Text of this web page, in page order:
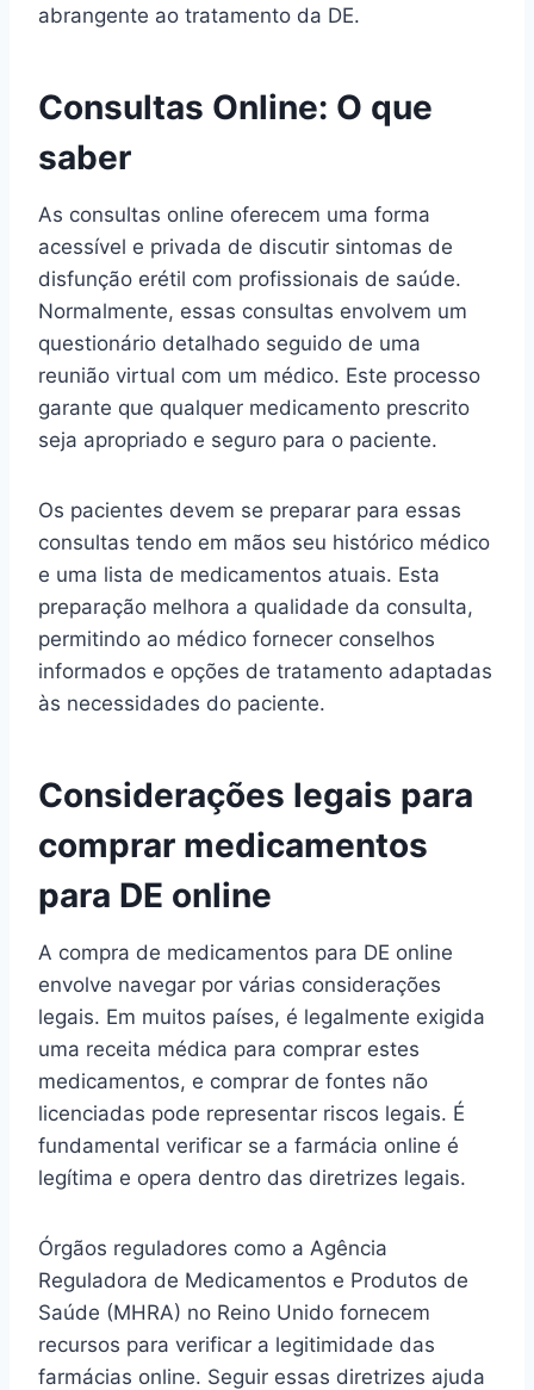
abrangente ao tratamento da DE.
Consultas Online: O que
saber
As consultas online oferecem uma forma
acessível e privada de discutir sintomas de
disfunção erétil com profissionais de saúde.
Normalmente, essas consultas envolvem um
questionário detalhado seguido de uma
reunião virtual com um médico. Este processo
garante que qualquer medicamento prescrito
seja apropriado e seguro para o paciente.
Os pacientes devem se preparar para essas
consultas tendo em mãos seu histórico médico
e uma lista de medicamentos atuais. Esta
preparação melhora a qualidade da consulta,
permitindo ao médico fornecer conselhos
informados e opções de tratamento adaptadas
às necessidades do paciente.
Considerações legais para
comprar medicamentos
para DE online
A compra de medicamentos para DE online
envolve navegar por várias considerações
legais. Em muitos países, é legalmente exigida
uma receita médica para comprar estes
medicamentos, e comprar de fontes não
licenciadas pode representar riscos legais. É
fundamental verificar se a farmácia online é
legítima e opera dentro das diretrizes legais.
Órgãos reguladores como a Agência
Reguladora de Medicamentos e Produtos de
Saúde (MHRA) no Reino Unido fornecem
recursos para verificar a legitimidade das
farmácias online. Seguir essas diretrizes ajuda